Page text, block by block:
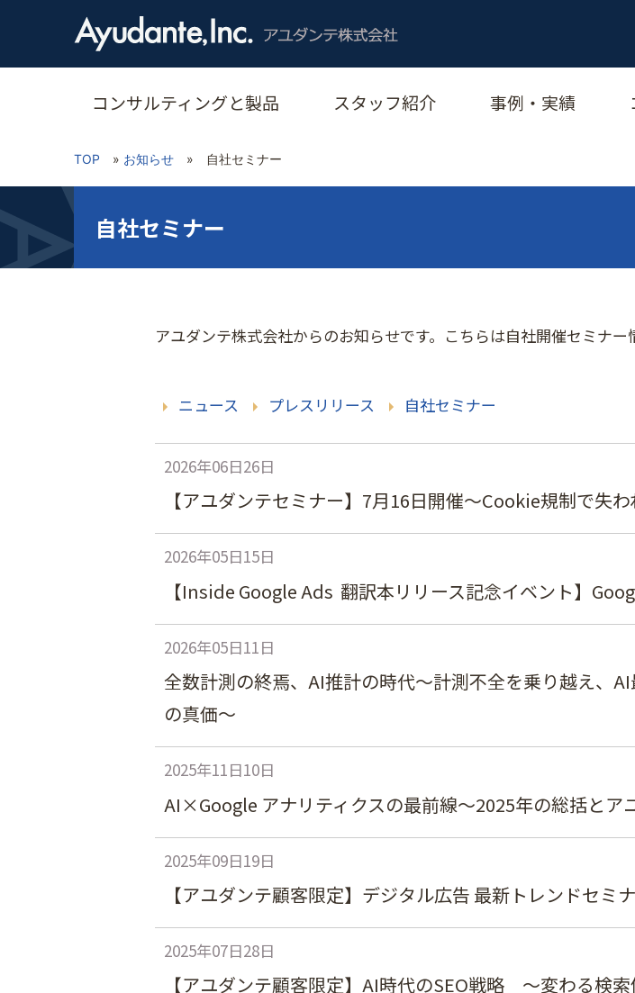
コンサルティングと製品 スタッフ紹介 事例・実績
TOP » お知らせ » 自社セミナー
自社セミナー
アユダンテ株式会社からのお知らせです。こちらは自社開催セミナー
ニュース プレスリリース 自社セミナー
2026年06日26日
【アユダンテセミナー】7月16日開催～Cookie規制で失
2026年05日15日
【Inside Google Ads 翻訳本リリース記念イベント】
2026年05日11日
全数計測の終焉、AI推計の時代～計測不全を乗り越え、
の真価～
2025年11日10日
AI×Google アナリティクスの最前線～2025年の総括とア
2025年09日19日
【アユダンテ顧客限定】デジタル広告 最新トレンドセミ
2025年07日28日
【アユダンテ顧客限定】AI時代のSEO戦略 ～変わる検